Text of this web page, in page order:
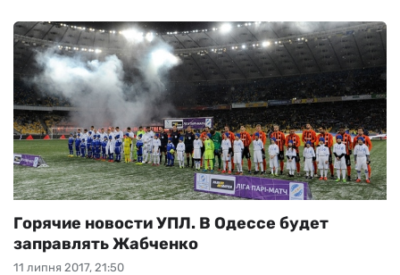
11 липня 2017, 21:50
Горячие новости УПЛ. В Одессе будет
заправлять Жабченко